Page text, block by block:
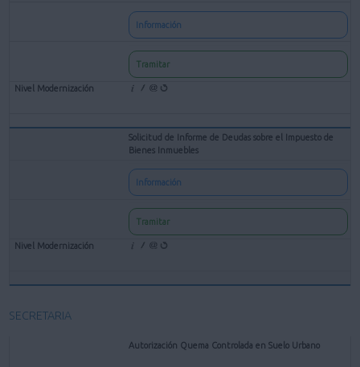
Información
Tramitar
Solicitud de Informe de Deudas sobre el Impuesto de
Bienes Inmuebles
Información
Tramitar
SECRETARIA
Autorización Quema Controlada en Suelo Urbano